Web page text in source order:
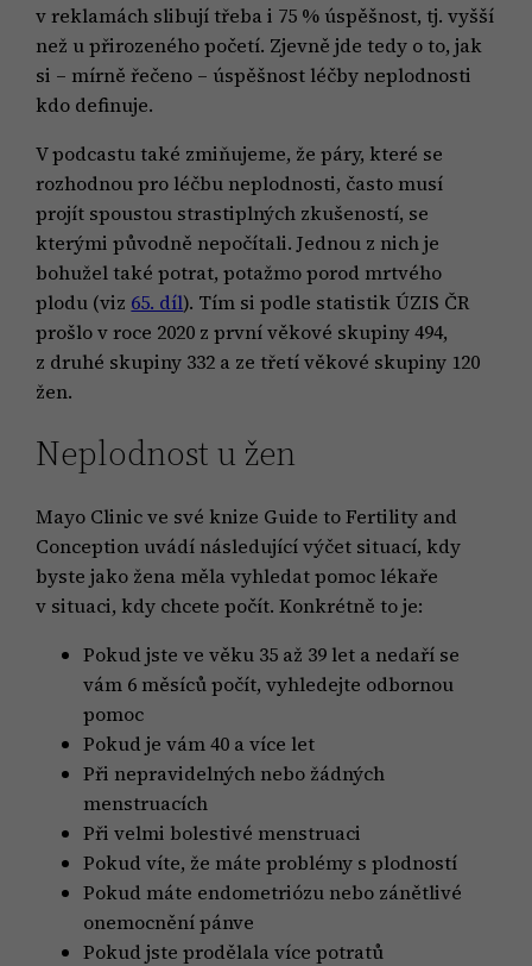
v reklamách slibují třeba i 75 % úspěšnost, tj. vyšší
než u přirozeného početí. Zjevně jde tedy o to, jak
si – mírně řečeno – úspěšnost léčby neplodnosti
kdo definuje.
V podcastu také zmiňujeme, že páry, které se
rozhodnou pro léčbu neplodnosti, často musí
projít spoustou strastiplných zkušeností, se
kterými původně nepočítali. Jednou z nich je
bohužel také potrat, potažmo porod mrtvého
plodu (viz 65. díl). Tím si podle statistik ÚZIS ČR
prošlo v roce 2020 z první věkové skupiny 494,
z druhé skupiny 332 a ze třetí věkové skupiny 120
žen.
Neplodnost u žen
Mayo Clinic ve své knize Guide to Fertility and
Conception uvádí následující výčet situací, kdy
byste jako žena měla vyhledat pomoc lékaře
v situaci, kdy chcete počít. Konkrétně to je:
Pokud jste ve věku 35 až 39 let a nedaří se
vám 6 měsíců počít, vyhledejte odbornou
pomoc
Pokud je vám 40 a více let
Při nepravidelných nebo žádných
menstruacích
Při velmi bolestivé menstruaci
Pokud víte, že máte problémy s plodností
Pokud máte endometriózu nebo zánětlivé
onemocnění pánve
Pokud jste prodělala více potratů